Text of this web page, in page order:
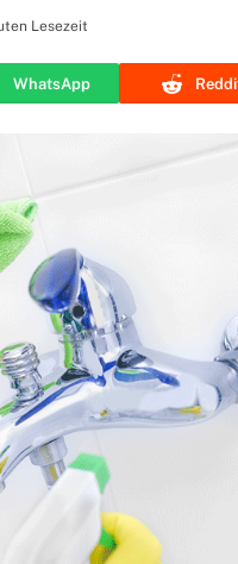
Lesezeit
WhatsApp